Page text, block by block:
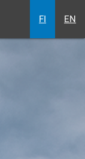
FI EN